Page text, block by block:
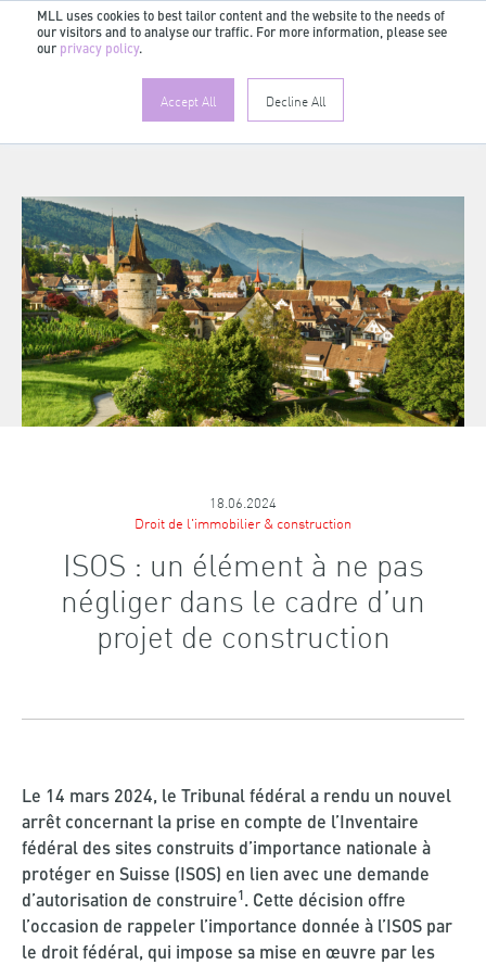
MLL uses cookies to best tailor content and the website to the needs of
our visitors and to analyse our traffic. For more information, please see
our privacy policy.
Accept All Decline All
FR
18.06.2024
Droit de l'immobilier & construction
ISOS : un élément à ne pas
négliger dans le cadre d’un
projet de construction
Le 14 mars 2024, le Tribunal fédéral a rendu un nouvel
arrêt concernant la prise en compte de l’Inventaire
fédéral des sites construits d’importance nationale à
protéger en Suisse (ISOS) en lien avec une demande
d’autorisation de construire1 . Cette décision offre
l’occasion de rappeler l’importance donnée à l’ISOS par
le droit fédéral, qui impose sa mise en œuvre par les